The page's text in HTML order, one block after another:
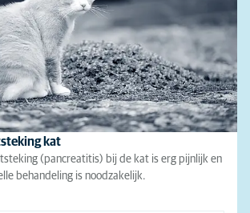
kat
(pancreatitis) bij de kat is erg pijnlijk en
behandeling is noodzakelijk.